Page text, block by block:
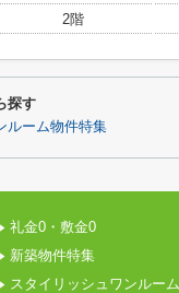
2階
探す
ルーム物件特集
礼金0・敷金0
新築物件特集
スタイリッシュワンルーム